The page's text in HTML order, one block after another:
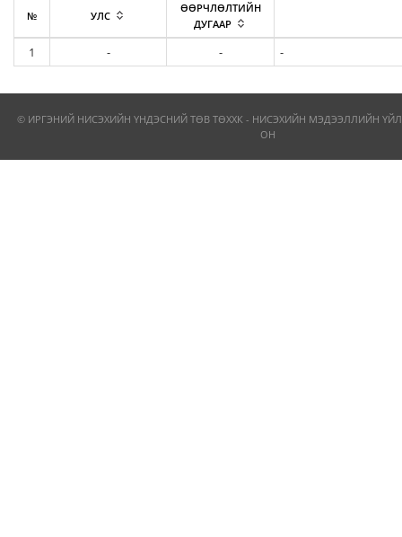
№ УЛС
ӨӨРЧЛӨЛТИЙН
ДУГААР
1 - - -
© ИРГЭНИЙ НИСЭХИЙН ҮНДЭСНИЙ ТӨВ ТӨХХК - НИСЭХИЙН МЭДЭЭЛЛИЙН
ОН